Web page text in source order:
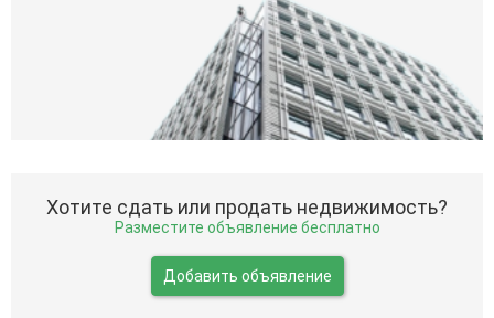
Хотите сдать или продать недвижимость?
Разместите объявление бесплатно
Добавить объявление